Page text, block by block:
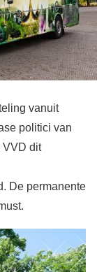
vanuit
politici van
VVD dit
De permanente